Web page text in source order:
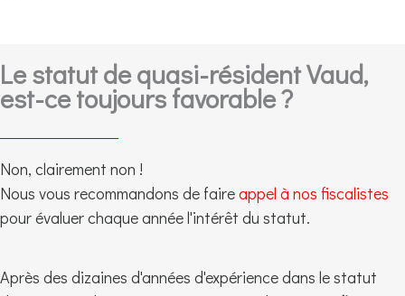
Le statut de quasi-résident Vaud,
est-ce toujours favorable ?
Non, clairement non !
Nous vous recommandons de faireappel à nos fiscalistes
pour évaluer chaque année l'intérêt du statut.
Après des dizaines d'années d'expérience dans le statut